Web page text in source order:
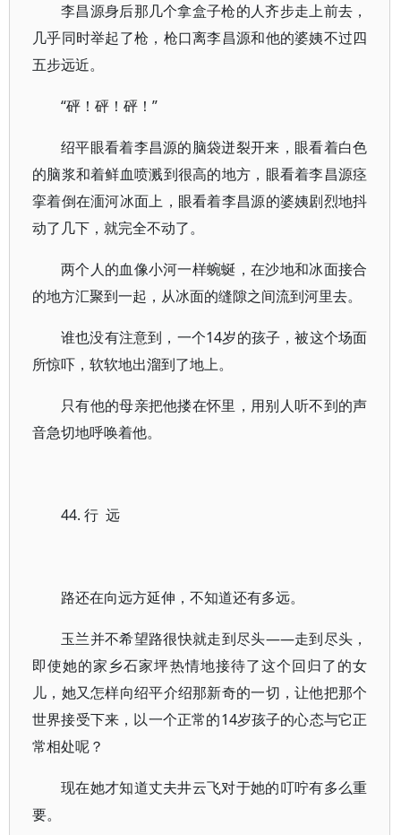
李昌源身后那几个拿盒子枪的人齐步走上前去，
几乎同时举起了枪，枪口离李昌源和他的婆姨不过四
五步远近。
“砰！砰！砰！”
绍平眼看着李昌源的脑袋迸裂开来，眼看着白色
的脑浆和着鲜血喷溅到很高的地方，眼看着李昌源痉
挛着倒在湎河冰面上，眼看着李昌源的婆姨剧烈地抖
动了几下，就完全不动了。
两个人的血像小河一样蜿蜒，在沙地和冰面接合
的地方汇聚到一起，从冰面的缝隙之间流到河里去。
谁也没有注意到，一个14岁的孩子，被这个场面
所惊吓，软软地出溜到了地上。
只有他的母亲把他搂在怀里，用别人听不到的声
音急切地呼唤着他。
44. 行 远
路还在向远方延伸，不知道还有多远。
玉兰并不希望路很快就走到尽头——走到尽头，
即使她的家乡石家坪热情地接待了这个回归了的女
儿，她又怎样向绍平介绍那新奇的一切，让他把那个
世界接受下来，以一个正常的14岁孩子的心态与它正
常相处呢？
现在她才知道丈夫井云飞对于她的叮咛有多么重
要。